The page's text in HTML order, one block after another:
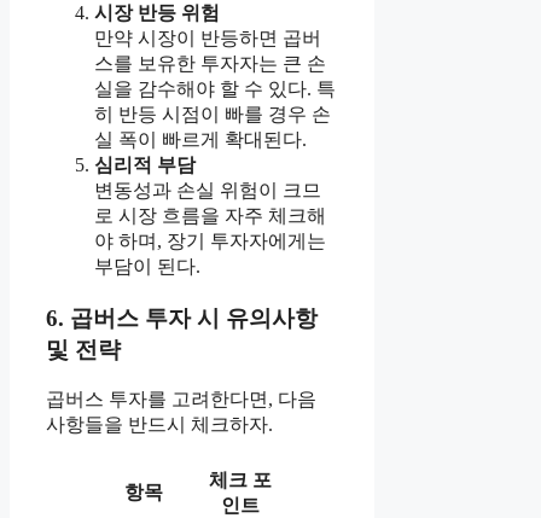
시장 반등 위험
만약 시장이 반등하면 곱버
스를 보유한 투자자는 큰 손
실을 감수해야 할 수 있다. 특
히 반등 시점이 빠를 경우 손
실 폭이 빠르게 확대된다.
심리적 부담
변동성과 손실 위험이 크므
로 시장 흐름을 자주 체크해
야 하며, 장기 투자자에게는
부담이 된다.
6. 곱버스 투자 시 유의사항
및 전략
곱버스 투자를 고려한다면, 다음
사항들을 반드시 체크하자.
항목
체크 포
인트